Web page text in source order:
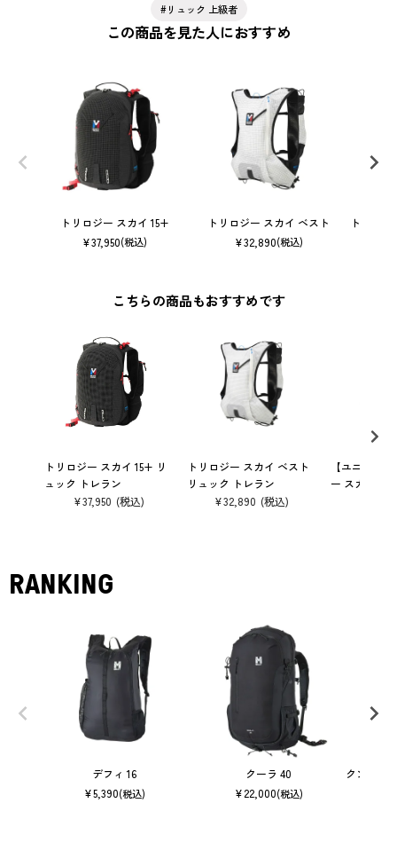
リュック 上級者
この商品を見た人におすすめ
トリロジー スカイ 15+
¥37,950(税込)
トリロジー スカイ ベスト
¥32,890(税込)
トリロ
こちらの商品もおすすめです
トリロジー スカイ 15+ リ
ュック トレラン
¥37,950
トリロジー スカイ ベスト
リュック トレラン
¥32,890
【ユニセッ
ー スカイ ロ
RANKING
デフィ 16
¥5,390(税込)
クーラ 40
¥22,000(税込)
クンブ マ